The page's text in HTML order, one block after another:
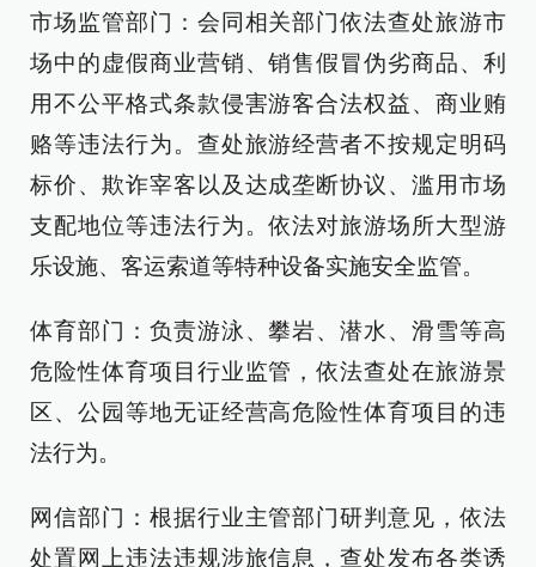
市场监管部门：会同相关部门依法查处旅游市
场中的虚假商业营销、销售假冒伪劣商品、利
用不公平格式条款侵害游客合法权益、商业贿
赂等违法行为。查处旅游经营者不按规定明码
标价、欺诈宰客以及达成垄断协议、滥用市场
支配地位等违法行为。依法对旅游场所大型游
乐设施、客运索道等特种设备实施安全监管。
体育部门：负责游泳、攀岩、潜水、滑雪等高
危险性体育项目行业监管，依法查处在旅游景
区、公园等地无证经营高危险性体育项目的违
法行为。
网信部门：根据行业主管部门研判意见，依法
处置网上违法违规涉旅信息，查处发布各类诱